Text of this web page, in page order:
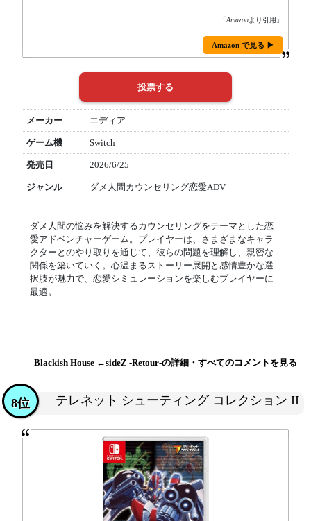
「Amazonより引用」
Amazon で見る ▶
メーカー エディア
ゲーム機 Switch
発売日 2026/6/25
ジャンル ダメ人間カウンセリング恋愛ADV
ダメ人間の悩みを解決するカウンセリングをテーマとした恋
愛アドベンチャーゲーム。プレイヤーは、さまざまなキャラ
クターとのやり取りを通じて、彼らの問題を理解し、親密な
関係を築いていく。心温まるストーリー展開と感情豊かな選
択肢が魅力で、恋愛シミュレーションを楽しむプレイヤーに
最適。
Blackish House ←sideZ -Retour-の詳細・すべてのコメントを見る
テレネット シューティング コレクション II
8位